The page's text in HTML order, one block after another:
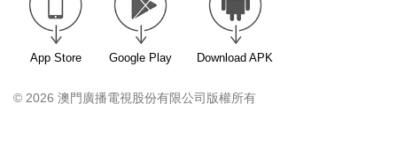
App Store Google Play Download APK
© 2026 澳門廣播電視股份有限公司版權所有